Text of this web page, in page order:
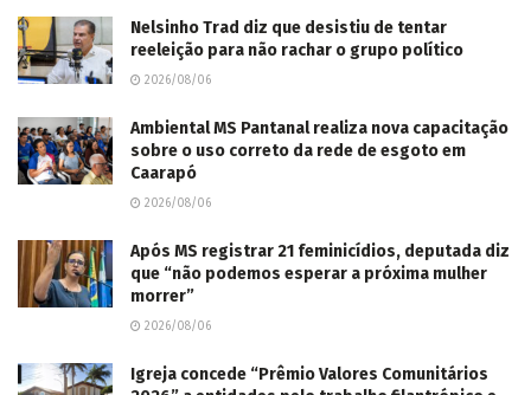
sobre o uso correto da rede de esgoto em
Caarapó
2026/08/06
Após MS registrar 21 feminicídios, deputada diz
que “não podemos esperar a próxima mulher
morrer”
2026/08/06
Igreja concede “Prêmio Valores Comunitários
2026” a entidades pelo trabalho filantrópico e
de caridade
2026/08/06
Reinaldo aponta maiores desafios da Rota